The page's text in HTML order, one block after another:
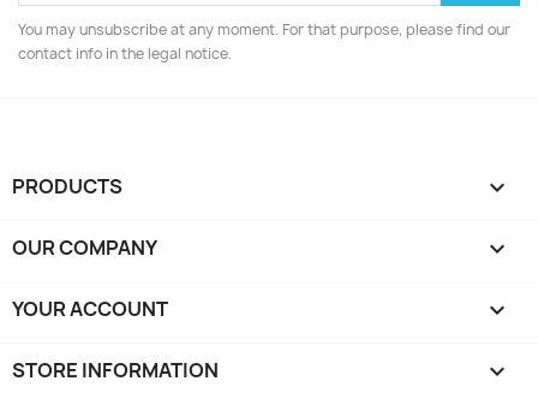
You may unsubscribe at any moment. For that purpose, please find our
contact info in the legal notice.
PRODUCTS 
OUR COMPANY 
YOUR ACCOUNT 
STORE INFORMATION keyboard_arrow_down